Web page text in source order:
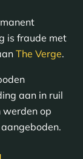
is fraude met
The Verge.
aan in ruil
werden op